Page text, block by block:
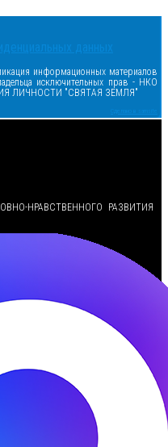
данных
информационных материалов
исключительных прав - НКО
ЛИЧНОСТИ "СВЯТАЯ ЗЕМЛЯ"
Сделано в samsite
НРАВСТВЕННОГО РАЗВИТИЯ